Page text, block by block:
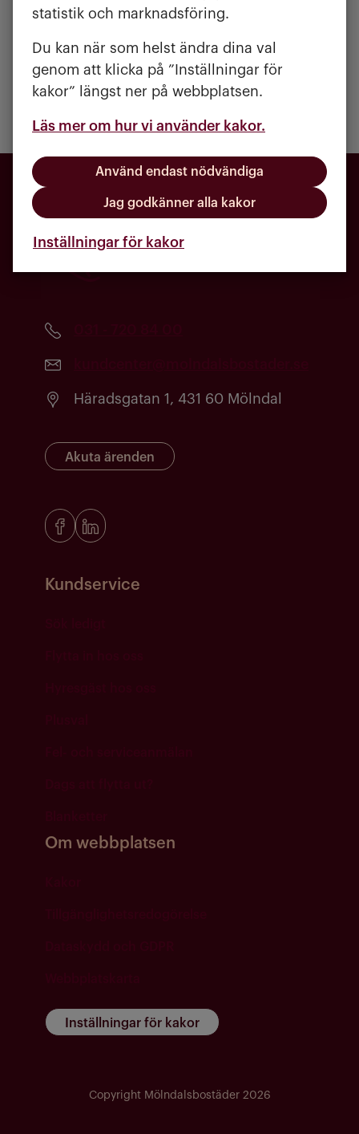
statistik och marknadsföring.
Du kan när som helst ändra dina val
genom att klicka på ”Inställningar för
kakor” längst ner på webbplatsen.
Läs mer om hur vi använder kakor.
Använd endast nödvändiga
Jag godkänner alla kakor
Inställningar för kakor
Vill du veta mer om vad hyran går till
mer om hyran .
Häradsgatan 1, 431 60 Mölndal
Akuta ärenden
Kundservice
Om webbplatsen
Inställningar för kakor
Copyright Mölndalsbostäder 2026